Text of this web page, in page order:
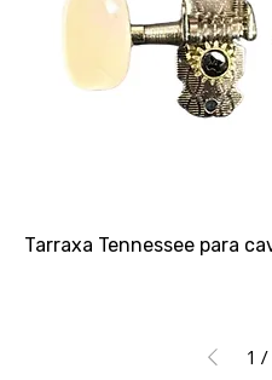
Tarraxa Tennessee para
1 /